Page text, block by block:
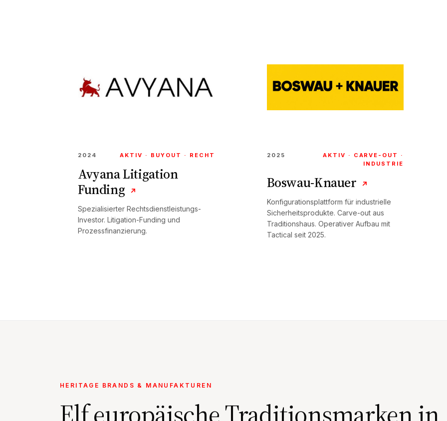
2024 AKTIV · BUYOUT · RECHT
Avyana Litigation
Funding
↗
Spezialisierter Rechtsdienstleistungs-
Investor. Litigation-Funding und
Prozessfinanzierung.
2025
AKTIV · CARVE-OUT ·
INDUSTRIE
Boswau-Knauer ↗
Konfigurationsplattform für industrielle
Sicherheitsprodukte. Carve-out aus
Traditionshaus. Operativer Aufbau mit
Tactical seit 2025.
HERITAGE BRANDS & MANUFAKTUREN